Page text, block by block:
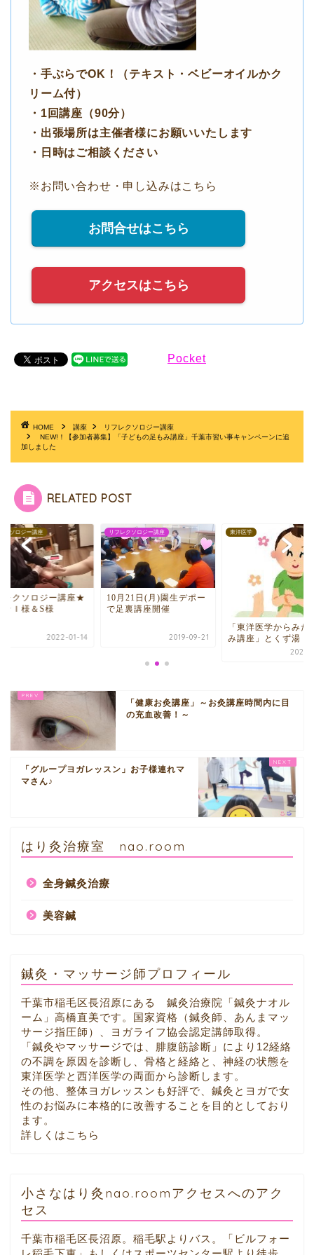
・手ぶらでOK！（テキスト・ベビーオイルかク
リーム付）
・1回講座（90分）
・出張場所は主催者様にお願いいたします
・日時はご相談ください
※お問い合わせ・申し込みはこちら
お問合せはこちら
アクセスはこちら
Pocket
HOME 講座
リフレクソロジー講座
NEW!！【参加者募集】「子どもの足もみ講座」千葉市習い事キャンペーンに追
加しました
RELATED POST
クソロジー講座
レクソロジー講座★
★Ｉ様＆S様
2022-01-14
リフレクソロジー講座
10月21日(月)園生デポー
で足裏講座開催
2019-09-21
東洋医学
「東洋医学からみた
み講座」とくず湯
2020-
「健康お灸講座」～お灸講座時間内に目
の充血改善！～
「グループヨガレッスン」お子様連れマ
マさん♪
はり灸治療室 nao.room
全身鍼灸治療
美容鍼
鍼灸・マッサージ師プロフィール
千葉市稲毛区長沼原にある 鍼灸治療院「鍼灸ナオル
ーム」高橋直美です。国家資格（鍼灸師、あんまマッ
サージ指圧師）、ヨガライフ協会認定講師取得。
「鍼灸やマッサージでは、腓腹筋診断」により12経絡
の不調を原因を診断し、骨格と経絡と、神経の状態を
東洋医学と西洋医学の両面から診断します。
その他、整体ヨガレッスンも好評で、鍼灸とヨガで女
性のお悩みに本格的に改善することを目的としており
ます。
詳しくはこちら
小さなはり灸nao.roomアクセスへのアク
セス
千葉市稲毛区長沼原。稲毛駅よりバス。「ビルフォー